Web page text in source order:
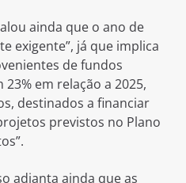
ainda que o ano de
exigente”, já que implica
de fundos
em relação a 2025,
destinados a financiar
previstos no Plano
adianta ainda que as